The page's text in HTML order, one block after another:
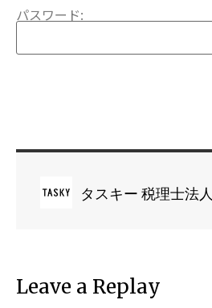
パスワード:
タスキー 税理士法人
Leave a Replay